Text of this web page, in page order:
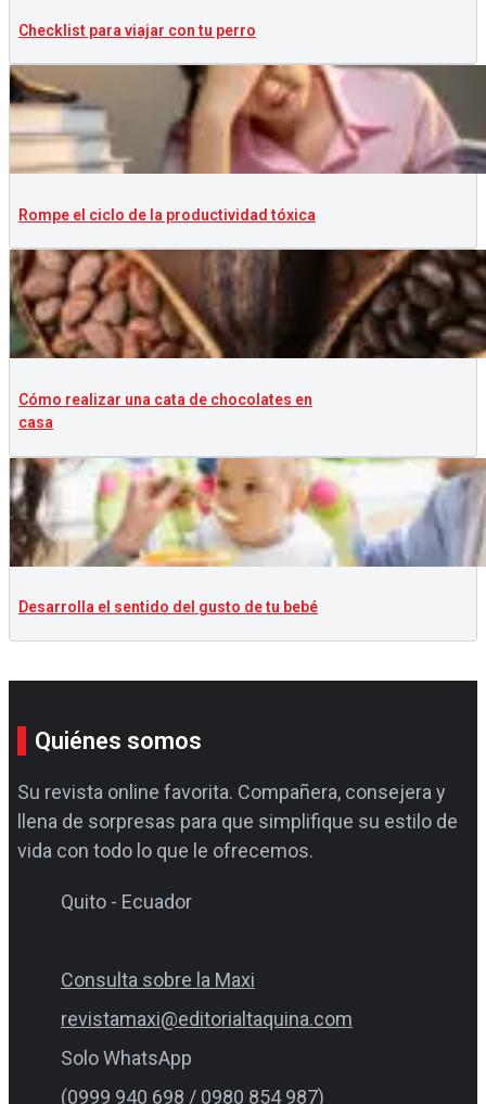
Checklist para viajar con tu perro
Rompe el ciclo de la productividad tóxica
Cómo realizar una cata de chocolates en
casa
Desarrolla el sentido del gusto de tu bebé
Quiénes somos
Su revista online favorita. Compañera, consejera y
llena de sorpresas para que simplifique su estilo de
vida con todo lo que le ofrecemos.
Quito - Ecuador
Consulta sobre la Maxi
revistamaxi@editorialtaquina.com
Solo WhatsApp
(0999 940 698 / 0980 854 987)